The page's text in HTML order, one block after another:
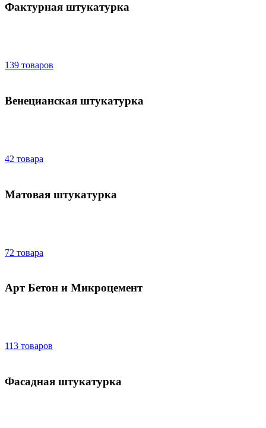
Фактурная штукатурка
139 товаров
Венецианская штукатурка
42 товара
Матовая штукатурка
72 товара
Арт Бетон и Микроцемент
113 товаров
Фасадная штукатурка